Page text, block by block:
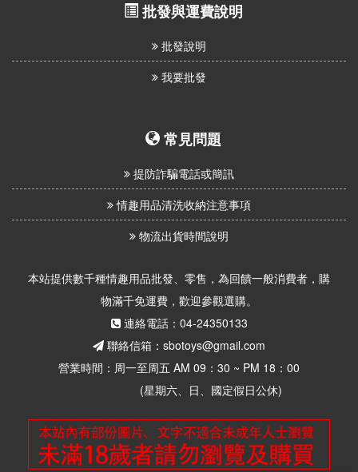
批發與運費說明
批發說明
我要批發
常見問題
提防詐騙電話或簡訊
情趣用品清洗收納注意事項
物流出貨時間說明
本站提供數千種情趣用品批發、零售，為回饋一般消費者，購
物滿千免運費，歡迎參觀選購。
連絡電話：04-24350133
聯絡信箱：sbotoys@gmail.com
營業時間：周一至周五 AM 09：30 ~ PM 18：00
(星期六、日、國定假日公休)